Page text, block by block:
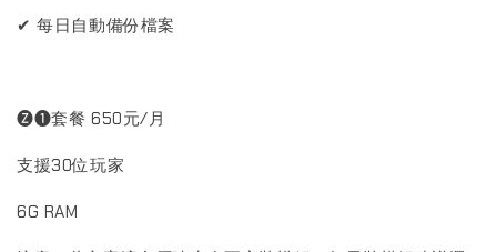
✔ 每日自動備份檔案
🅩❶套餐 650元/月
支援30位玩家
6G RAM